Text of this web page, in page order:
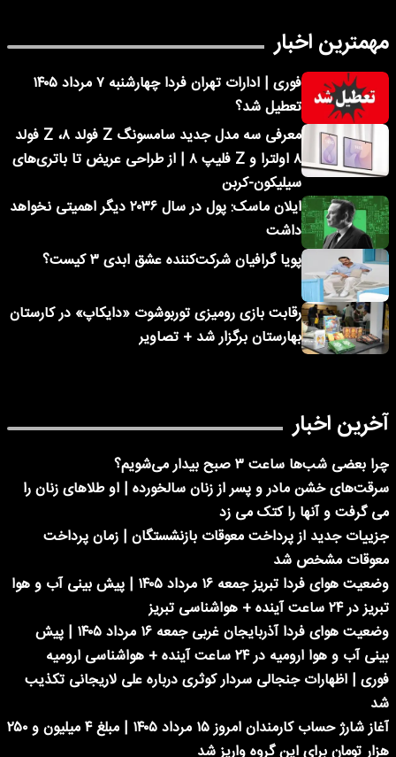
مهمترین اخبار
فوری | ادارات تهران فردا چهارشنبه ۷ مرداد ۱۴۰۵
تعطیل شد؟
معرفی سه مدل جدید سامسونگ Z فولد ۸، Z فولد
۸ اولترا و Z فلیپ ۸ | از طراحی عریض تا باتری‌های
سیلیکون-کربن
ایلان ماسک: پول در سال ۲۰۳۶ دیگر اهمیتی نخواهد
داشت
پویا گرافیان شرکت‌کننده عشق ابدی ۳ کیست؟
رقابت بازی رومیزی توربوشوت «دایکاپ» در کارستان
بهارستان برگزار شد + تصاویر
آخرین اخبار
چرا بعضی شب‌ها ساعت ۳ صبح بیدار می‌شویم؟
سرقت‌های خشن مادر و پسر از زنان سالخورده | او طلاهای زنان را
می گرفت و آنها را کتک می زد
جزییات جدید از پرداخت معوقات بازنشستگان | زمان پرداخت
معوقات مشخص شد
وضعیت هوای فردا تبریز جمعه ۱۶ مرداد ۱۴۰۵ | پیش بینی آب و هوا
تبریز در ۲۴ ساعت آینده + هواشناسی تبریز
وضعیت هوای فردا آذربایجان غربی جمعه ۱۶ مرداد ۱۴۰۵ | پیش
بینی آب و هوا ارومیه در ۲۴ ساعت آینده + هواشناسی ارومیه
فوری | اظهارات جنجالی سردار کوثری درباره علی لاریجانی تکذیب
شد
آغاز شارژ حساب کارمندان امروز ۱۵ مرداد ۱۴۰۵ | مبلغ ۴ میلیون و ۲۵۰